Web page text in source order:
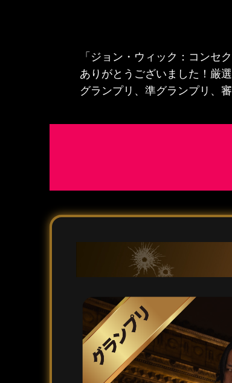
「ジョン・ウィック：コンセ
ありがとうございました！厳
グランプリ、準グランプリ、